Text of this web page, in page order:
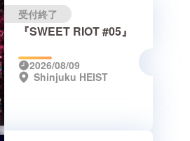
受付終了
『SWEET RIOT #05』
2026/08/09
Shinjuku HEIST